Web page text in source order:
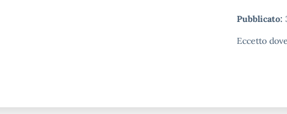
Pubblicato:
Eccetto